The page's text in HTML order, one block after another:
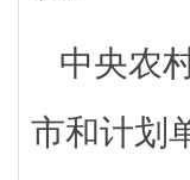
中央农
市和计划